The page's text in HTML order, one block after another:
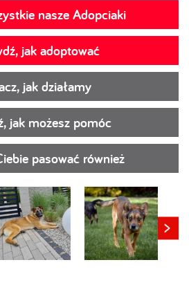
nasze Adopciaki
jak adoptować
jak działamy
jak możesz pomóc
pasować również